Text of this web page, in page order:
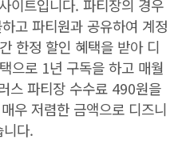
이트입니다. 파티장의 경우
고 파티원과 공유하여 계정
한정 할인 혜택을 받아 디
으로 1년 구독을 하고 매월
스 파티장 수수료 490원을
우 저렴한 금액으로 디즈니
다.